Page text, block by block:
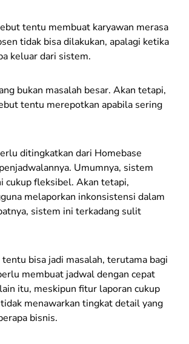
tentu membuat karyawan merasa
tidak bisa dilakukan, apalagi ketika
keluar dari sistem.
bukan masalah besar. Akan tetapi,
tentu merepotkan apabila sering
ditingkatkan dari Homebase
Umumnya, sistem
cukup fleksibel. Akan tetapi,
melaporkan inkonsistensi dalam
sistem ini terkadang sulit
bisa jadi masalah, terutama bagi
membuat jadwal dengan cepat
itu, meskipun fitur laporan cukup
menawarkan tingkat detail yang
bisnis.